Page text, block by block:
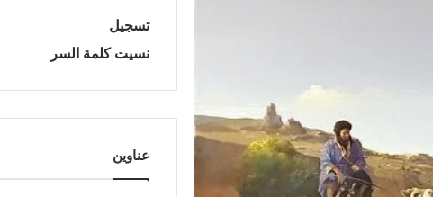
تسجيل
نسيت كلمة السر
عناوين